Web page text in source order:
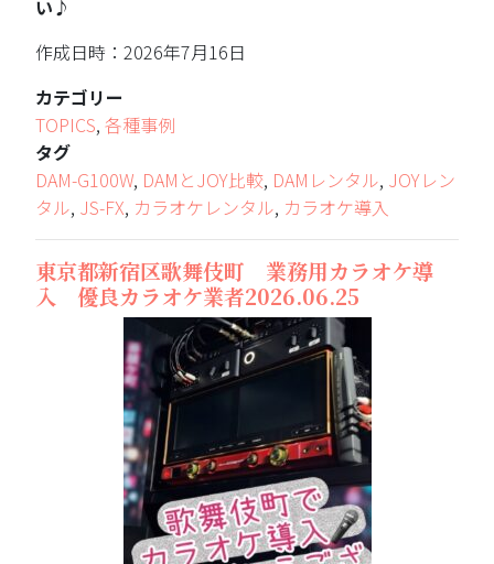
い♪
作成日時：2026年7月16日
カテゴリー
TOPICS, 各種事例
タグ
DAM-G100W, DAMとJOY比較, DAMレンタル, JOYレン
タル, JS-FX, カラオケレンタル, カラオケ導入
東京都新宿区歌舞伎町 業務用カラオケ導
入 優良カラオケ業者2026.06.25